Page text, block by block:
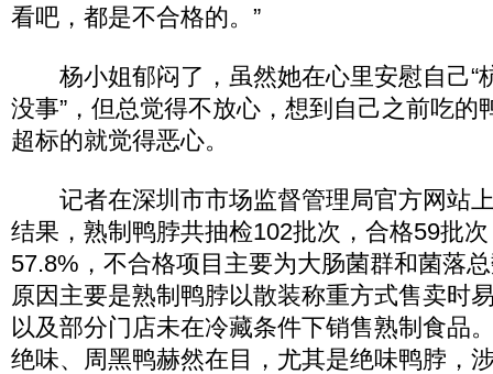
看吧，都是不合格的。”
杨小姐郁闷了，虽然她在心里安慰自己“
没事”，但总觉得不放心，想到自己之前吃的
超标的就觉得恶心。
记者在深圳市市场监督管理局官方网站
结果，熟制鸭脖共抽检102批次，合格59批
57.8%，不合格项目主要为大肠菌群和菌落
原因主要是熟制鸭脖以散装称重方式售卖时
以及部分门店未在冷藏条件下销售熟制食品
绝味、周黑鸭赫然在目，尤其是绝味鸭脖，